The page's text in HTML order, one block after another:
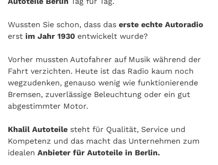
Wussten Sie schon, dass das erste echte Autoradio
erst im Jahr 1930 entwickelt wurde?
Vorher mussten Autofahrer auf Musik während der
Fahrt verzichten. Heute ist das Radio kaum noch
wegzudenken, genauso wenig wie funktionierende
Bremsen, zuverlässige Beleuchtung oder ein gut
abgestimmter Motor.
Khalil Autoteile steht für Qualität, Service und
Kompetenz und das macht das Unternehmen zum
idealen Anbieter für Autoteile in Berlin.